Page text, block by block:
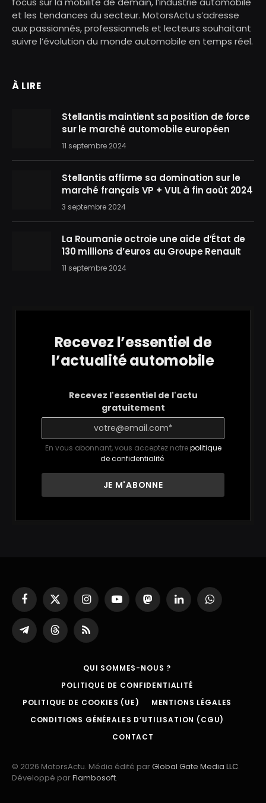
et les tendances du secteur. MotorsActu s’adresse
aux passionnés, professionnels et lecteurs souhaitant
suivre l’évolution du monde automobile en temps réel.
À LIRE
Stellantis maintient sa position de force
sur le marché automobile européen
11 septembre 2024
Stellantis affirme sa domination sur le
marché français VP + VUL à fin août 2024
3 septembre 2024
La Roumanie octroie une aide d’État de
130 millions d’euros au Groupe Renault
11 septembre 2024
Recevez l’essentiel de
l’actualité automobile
Recevez l'essentiel de l'actu
gratuitement
En vous abonnant, vous acceptez notrepolitique
de confidentialité.
Facebook
X
(Twitter)
InstagramYouTubeMastodonLinkedInWhatsApp
Partager
sur
ThreadsRSS
QUI SOMMES-NOUS ?
POLITIQUE DE CONFIDENTIALITÉ
POLITIQUE DE COOKIES (UE)
MENTIONS LÉGALES
CONDITIONS GÉNÉRALES D’UTILISATION (CGU)
CONTACT
© 2026 MotorsActu. Média édité parGlobal Gate Media LLC.
Développé parFlambosoft.